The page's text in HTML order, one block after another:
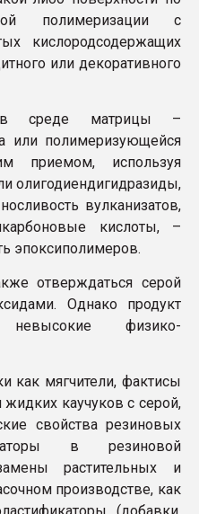
полимеризации с
кислородсодержащих
или декоративного
среде матрицы –
или полимеризующейся
приемом, используя
олигодиендигидразиды,
вулканизатов,
кислоты, –
эпоксиполимеров.
отверждаться серой
Однако продукт
физико-
как мягчители, фактисы
каучуков с серой,
свойства резиновых
в резиновой
растительных и
производстве, как